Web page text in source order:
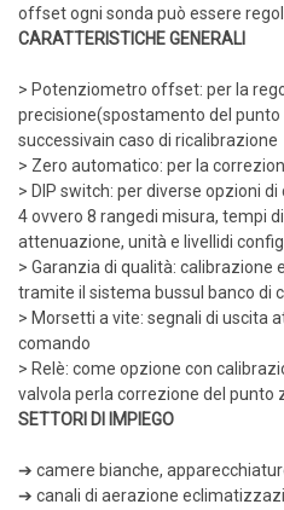
offset ogni sonda può essere
CARATTERISTICHE GENERALI
> Potenziometro offset: per la
precisione(spostamento del
successivain caso di ricalibrazione
> Zero automatico: per la
> DIP switch: per diverse opzioni
4 ovvero 8 rangedi misura, tempi
attenuazione, unità e livellidi
> Garanzia di qualità:
tramite il sistema bussul banco di
> Morsetti a vite: segnali di uscita
comando
> Relè: come opzione con
valvola perla correzione del punto
SETTORI DI IMPIEGO
➔ camere bianche,
➔ canali di aerazione
Igrostati e Termoigrostati
Igrostati ambiente
Igrostati per canale
Strumenti portatili
Termo-igrometri ambiente
Strumenti di misura per
Accessori e Ricambi
PRESSIONE
E
PORTATA
Sensori di pressione
Barometri
Trasmettitori pressione